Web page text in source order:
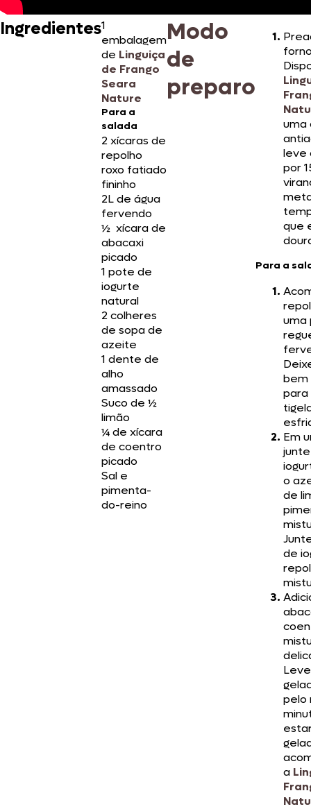
Ingredientes1
embalagem
de Linguiça
de Frango
Seara
Nature
Para a
salada
2 xícaras de
repolho
roxo fatiado
fininho
2L de água
fervendo
½ xícara de
abacaxi
picado
1 pote de
iogurte
natural
2 colheres
de sopa de
azeite
1 dente de
alho
amassado
Suco de ½
limão
¼ de xícara
de coentro
picado
Sal e
pimenta-
do-reino
Modo
de
preparo
uma
leve
por
que
Para a
uma
bem
para
Em
o
de
de
pelo
a